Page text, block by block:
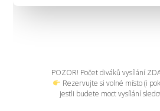
POZOR! Počet diváků vysílání
Rezervujte si volné místo (i
jestli budete moct vysílání